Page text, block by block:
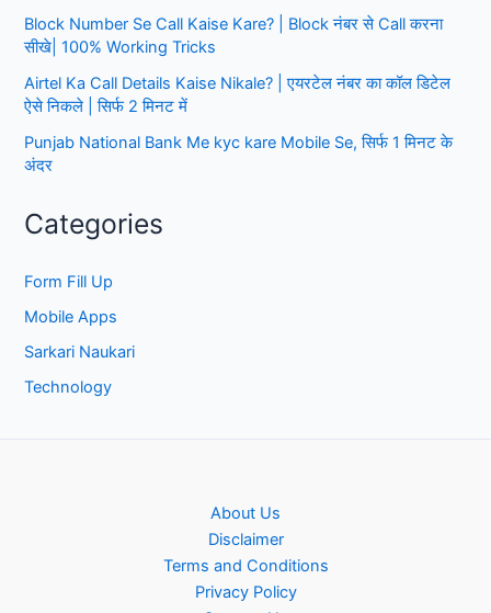
Block Number Se Call Kaise Kare? | Block नंबर से Call करना
सीखे| 100% Working Tricks
Airtel Ka Call Details Kaise Nikale? | एयरटेल नंबर का कॉल डिटेल
ऐसे निकले | सिर्फ 2 मिनट में
Punjab National Bank Me kyc kare Mobile Se, सिर्फ 1 मिनट के
अंदर
Categories
Form Fill Up
Mobile Apps
Sarkari Naukari
Technology
About Us
Disclaimer
Terms and Conditions
Privacy Policy